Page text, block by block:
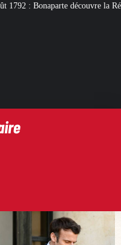
aux Tuileries Ces